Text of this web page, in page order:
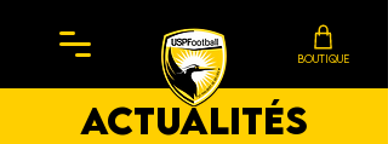
BOUTIQUE
actualités